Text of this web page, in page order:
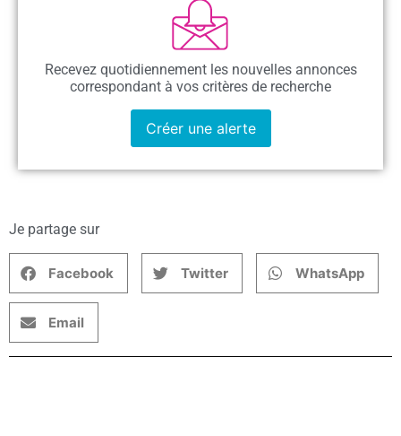
Recevez quotidiennement les nouvelles annonces
correspondant à vos critères de recherche
Créer une alerte
Je partage sur
Facebook Twitter WhatsApp
Email